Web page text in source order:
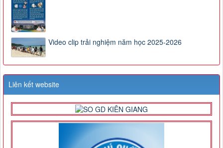
Video clip trải nghiệm năm học 2025-2026
Liên kết website